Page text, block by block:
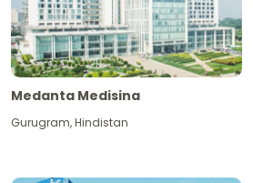
Medanta Medisina
Gurugram,Hindistan